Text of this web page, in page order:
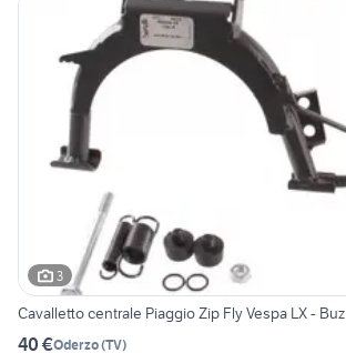
3
Cavalletto centrale Piaggio Zip Fly Vespa LX - Buz
40 €Oderzo(TV)